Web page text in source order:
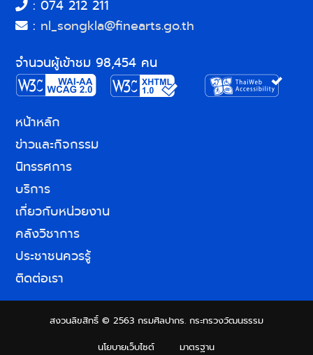
: 074 212 211
: nl_songkla@finearts.go.th
จำนวนผู้เข้าชม 98,454 คน
หน้าหลัก
ข่าวและกิจกรรม
นิทรรศการ
บริการ
เกี่ยวกับหน่วยงาน
คลังวิชาการ
ประชาชนควรรู้
ติดต่อเรา
สงวนลิขสิทธิ์ © 2563 กรมศิลปากร. กระทรวงวัฒนธรรม
นโยบายเว็บไซต์
มาตรฐาน